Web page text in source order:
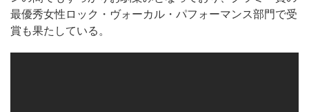
最優秀女性ロック・ヴォーカル・パフォーマンス部門で受
賞も果たしている。